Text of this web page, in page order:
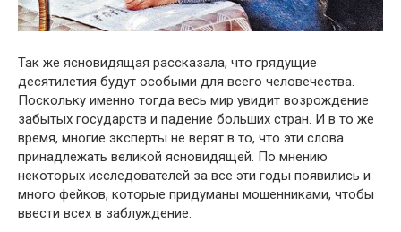
Так же ясновидящая рассказала, что грядущие
десятилетия будут особыми для всего человечества.
Поскольку именно тогда весь мир увидит возрождение
забытых государств и падение больших стран. И в то же
время, многие эксперты не верят в то, что эти слова
принадлежать великой ясновидящей. По мнению
некоторых исследователей за все эти годы появились и
много фейков, которые придуманы мошенниками, чтобы
ввести всех в заблуждение.